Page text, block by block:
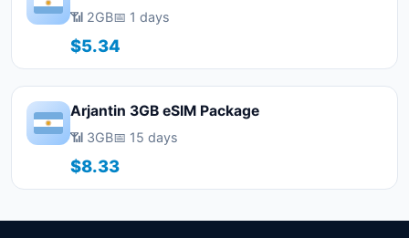
📶 2GB📅 1 days
$5.34
Arjantin 3GB eSIM Package
📶 3GB📅 15 days
$8.33